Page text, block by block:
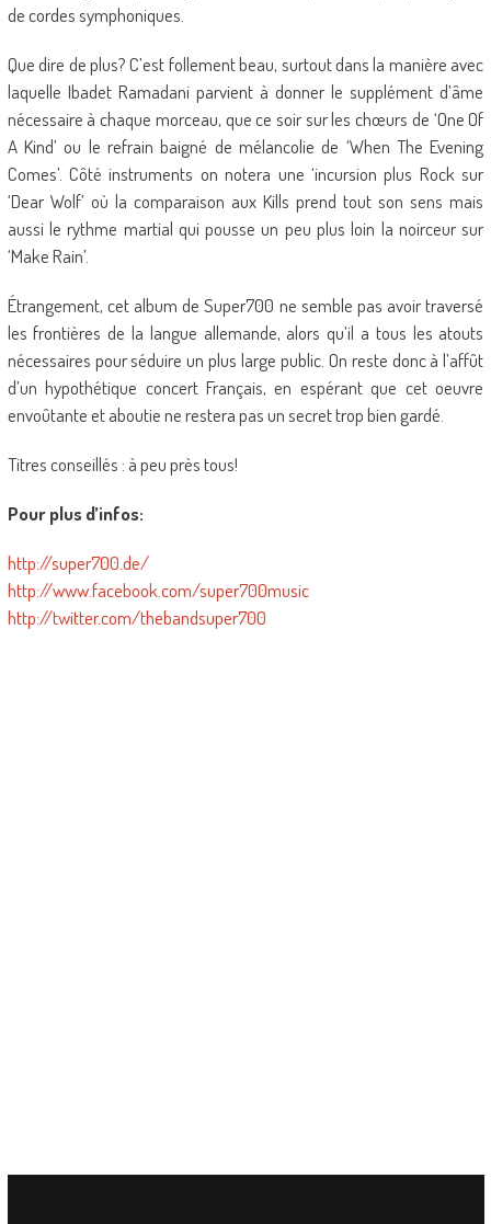
de cordes symphoniques.
Que dire de plus? C’est follement beau, surtout dans la manière avec
laquelle Ibadet Ramadani parvient à donner le supplément d’âme
nécessaire à chaque morceau, que ce soir sur les chœurs de ‘One Of
A Kind’ ou le refrain baigné de mélancolie de ‘When The Evening
Comes’. Côté instruments on notera une ‘incursion plus Rock sur
‘Dear Wolf’ où la comparaison aux Kills prend tout son sens mais
aussi le rythme martial qui pousse un peu plus loin la noirceur sur
‘Make Rain’.
Étrangement, cet album de Super700 ne semble pas avoir traversé
les frontières de la langue allemande, alors qu’il a tous les atouts
nécessaires pour séduire un plus large public. On reste donc à l’affût
d’un hypothétique concert Français, en espérant que cet oeuvre
envoûtante et aboutie ne restera pas un secret trop bien gardé.
Titres conseillés : à peu près tous!
Pour plus d’infos:
http://super700.de/
http://www.facebook.com/super700music
http://twitter.com/thebandsuper700